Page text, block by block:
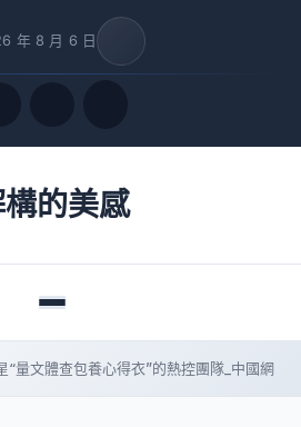
年 8 月 6 日
的美感
Menu
“量文體查包養心得衣”的熱控團隊_中國網